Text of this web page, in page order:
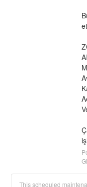
This scheduled